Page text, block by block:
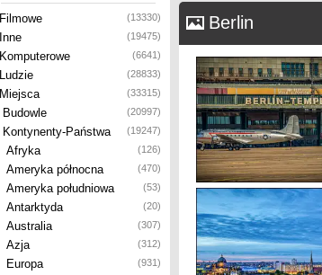
Filmowe (13330)
Inne (19475)
Komputerowe (6641)
Ludzie (28833)
Miejsca (33315)
Budowle (20997)
Kontynenty-Państwa (19247)
Afryka (126)
Ameryka północna (470)
Ameryka południowa (53)
Antarktyda (20)
Australia (307)
Azja (312)
Europa (931)
Berlin